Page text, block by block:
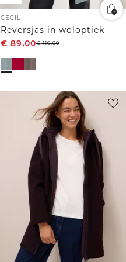
CECIL
Reversjas in woloptiek
€ 89,00€119,99